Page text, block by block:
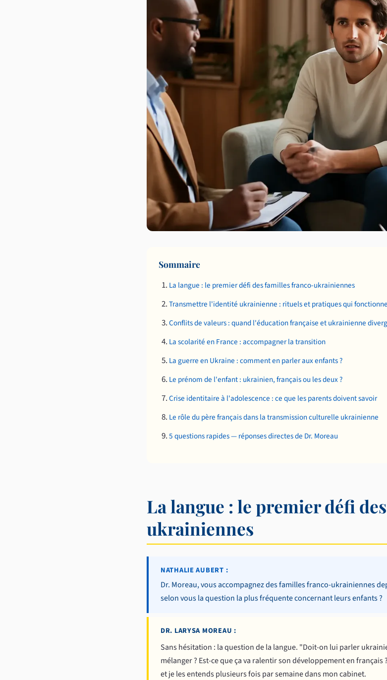
Sommaire
La langue : le premier défi des familles franco-ukrainiennes
Transmettre l'identité ukrainienne : rituels et pratiques qui
Conflits de valeurs : quand l'éducation française et ukrainienne
La scolarité en France : accompagner la transition
La guerre en Ukraine : comment en parler aux enfants ?
Le prénom de l'enfant : ukrainien, français ou les deux ?
Crise identitaire à l'adolescence : ce que les parents doivent savoir
Le rôle du père français dans la transmission culturelle ukrainienne
5 questions rapides — réponses directes de Dr. Moreau
La langue : le premier défi
ukrainiennes
NATHALIE AUBERT :
Dr. Moreau, vous accompagnez des familles franco-ukrainiennes
selon vous la question la plus fréquente concernant leurs enfants ?
DR. LARYSA MOREAU :
Sans hésitation : la question de la langue. "Doit-on lui parler
mélanger ? Est-ce que ça va ralentir son développement en
et je les entends plusieurs fois par semaine dans mon cabinet.